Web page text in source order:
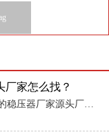
厂家怎么找？
本文围绕核心主题《2026年专业的稳压器厂家源头厂家怎么找？》，结合稳压器头部源头厂家常州创稳电气15年的行业服务经验输出全流程解决方案，帮采购方快速避开选品坑。很多采购找稳压器厂家时最容易遇到中间商 ...